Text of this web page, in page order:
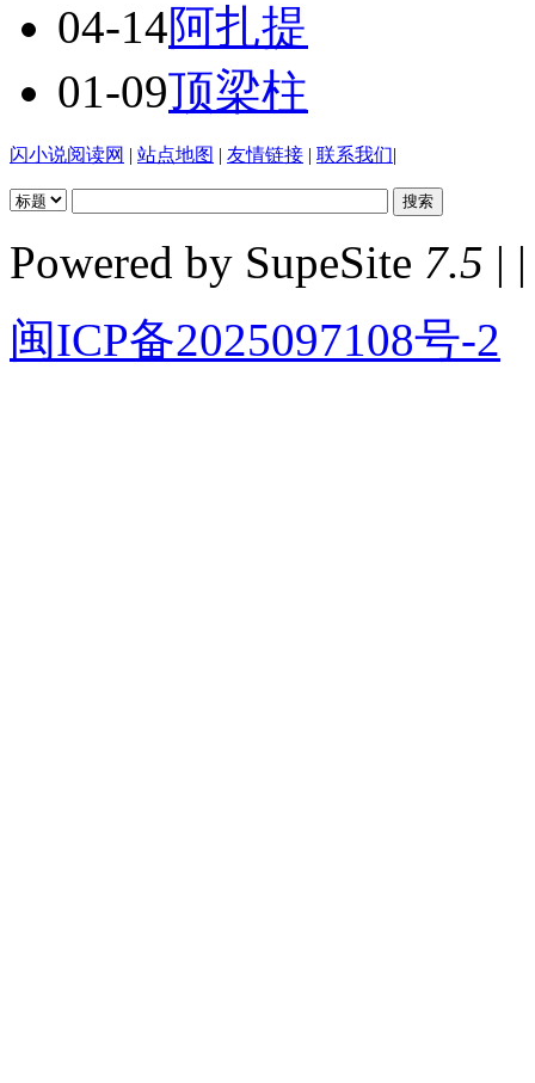
04-14阿扎提
01-09顶梁柱
闪小说阅读网 | 站点地图 | 友情链接 | 联系我们|
Powered by SupeSite 7.5 | |
闽ICP备2025097108号-2